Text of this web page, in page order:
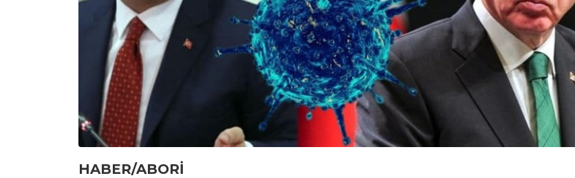
HABER/ABORİ